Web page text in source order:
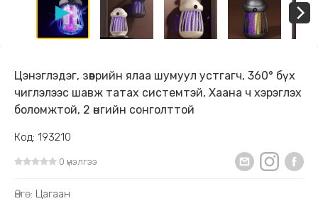
Цэнэглэдэг, зөөврийн ялаа шумуул устгагч, 360° бүх
чиглэлээс шавж татах системтэй, Хаана ч хэрэглэх
боломжтой, 2 өнгийн сонголттой
Код: 193210
0 үнэлгээ
Өнгө: Цагаан